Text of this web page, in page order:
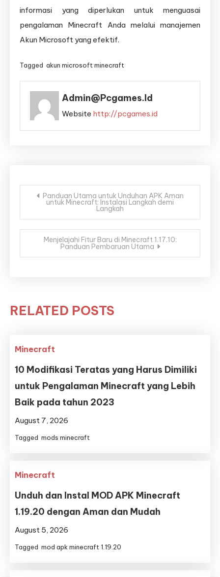
informasi yang diperlukan untuk menguasai
pengalaman Minecraft Anda melalui manajemen
Akun Microsoft yang efektif.
Tagged akun microsoft minecraft
Admin@pcgames.id
Website http://pcgames.id
Post
navigation
Panduan Utama untuk Unduhan APK Aman
untuk Minecraft: Instalasi Langkah demi
Langkah
Menjelajahi Fitur Baru di Minecraft 1.17.10:
Panduan Pembaruan Utama
RELATED POSTS
Minecraft
10 Modifikasi Teratas yang Harus Dimiliki
untuk Pengalaman Minecraft yang Lebih
Baik pada tahun 2023
August 7, 2026
Tagged mods minecraft
Minecraft
Unduh dan Instal MOD APK Minecraft
1.19.20 dengan Aman dan Mudah
August 5, 2026
Tagged mod apk minecraft 1.19.20